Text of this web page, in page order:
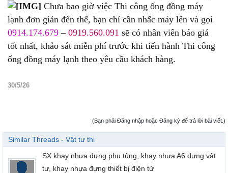
Chưa bao giờ việc Thi công ống đồng máy
lạnh đơn giản đến thế, bạn chỉ cần nhấc máy lên và gọi
0914.174.679 – 0919.560.091 sẽ có nhân viên báo giá
tốt nhất, khảo sát miễn phí trước khi tiến hành Thi công
ống đồng máy lạnh theo yêu cầu khách hàng.
30/5/26
(Bạn phải Đăng nhập hoặc Đăng ký để trả lời bài viết.)
Similar Threads - Vật tư thi
SX khay nhựa đựng phụ tùng, khay nhựa A6 đựng vật
tư, khay nhựa đựng thiết bị điện tử